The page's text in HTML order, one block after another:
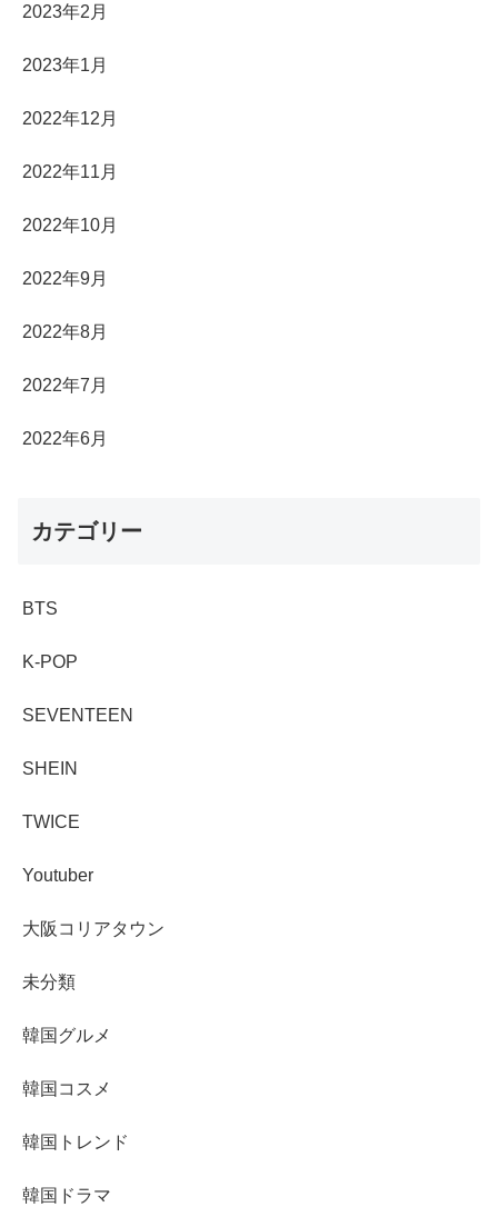
2023年2月
2023年1月
2022年12月
2022年11月
2022年10月
2022年9月
2022年8月
2022年7月
2022年6月
カテゴリー
BTS
K-POP
SEVENTEEN
SHEIN
TWICE
Youtuber
大阪コリアタウン
未分類
韓国グルメ
韓国コスメ
韓国トレンド
韓国ドラマ